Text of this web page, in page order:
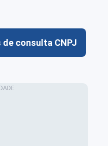
consulta CNPJ